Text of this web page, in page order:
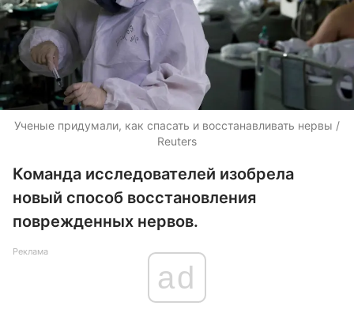
Ученые придумали, как спасать и восстанавливать нервы /
Reuters
Команда исследователей изобрела
новый способ восстановления
поврежденных нервов.
Реклама
ad